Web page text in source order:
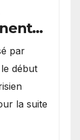
par
début
la suite